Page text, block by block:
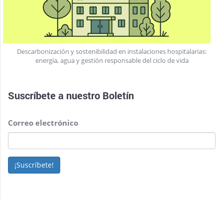
Descarbonización y sostenibilidad en instalaciones hospitalarias:
energía, agua y gestión responsable del ciclo de vida
Suscríbete a nuestro Boletín
Correo electrónico
¡Suscríbete!